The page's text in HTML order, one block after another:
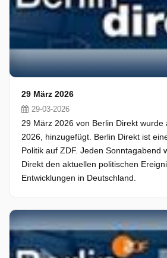
29 März 2026
29-03-2026
29 März 2026 von Berlin Direkt
2026, hinzugefügt. Berlin Direkt ist
Politik auf ZDF. Jeden Sonntagabend
Direkt den aktuellen politischen
Entwicklungen in Deutschland.